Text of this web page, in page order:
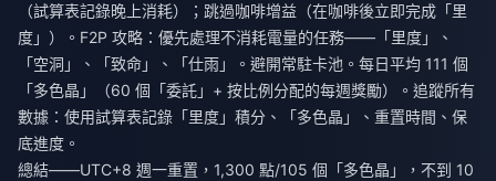
（試算表記錄晚上消耗）；跳過咖啡增益（在咖啡後立即完成「里
度」）。F2P 攻略：優先處理不消耗電量的任務——「里度」、
「空洞」、「致命」、「仕雨」。避開常駐卡池。每日平均 111 個
「多色晶」（60 個「委託」+ 按比例分配的每週獎勵）。追蹤所有
數據：使用試算表記錄「里度」積分、「多色晶」、重置時間、保
底進度。
總結——UTC+8 週一重置，1,300 點/105 個「多色晶」，不到 10